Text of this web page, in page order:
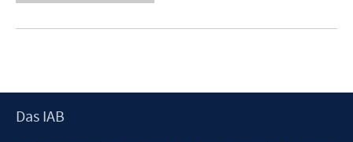
Footer
Das IAB